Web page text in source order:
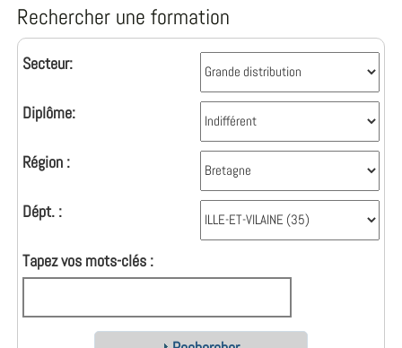
Rechercher une formation
Secteur:
Diplôme:
Région :
Dépt. :
Tapez vos mots-clés :